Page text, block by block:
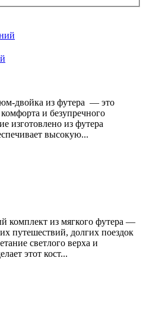
двойка из футера — это
и безупречного
изготовлено из футера
высокую...
комплект из мягкого футера —
путешествий, долгих поездок
светлого верха и
этот кост...